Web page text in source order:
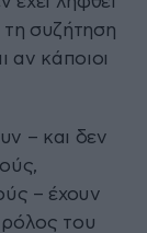
συζήτηση
αν κάποιοι
– και δεν
– έχουν
ρόλος του